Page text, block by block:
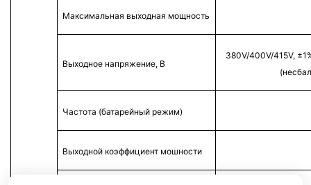
Максимальная выходная мощность
Выходное напряжение, В
380V/400V/415V,
Частота (батарейный режим)
Выходной коэффициент мошности